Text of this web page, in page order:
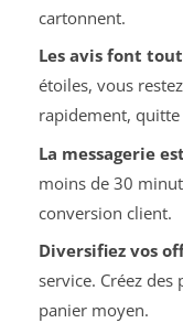
cartonnent.
Les avis font tout
étoiles, vous
rapidement, quitte
La messagerie
moins de 30
conversion client.
Diversifiez vos
service. Créez
panier moyen.